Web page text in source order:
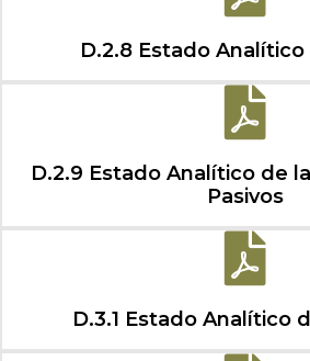
D.2.8 Estado
D.2.9 Estado Analítico de
Pasivos
D.3.1 Estado Analítico